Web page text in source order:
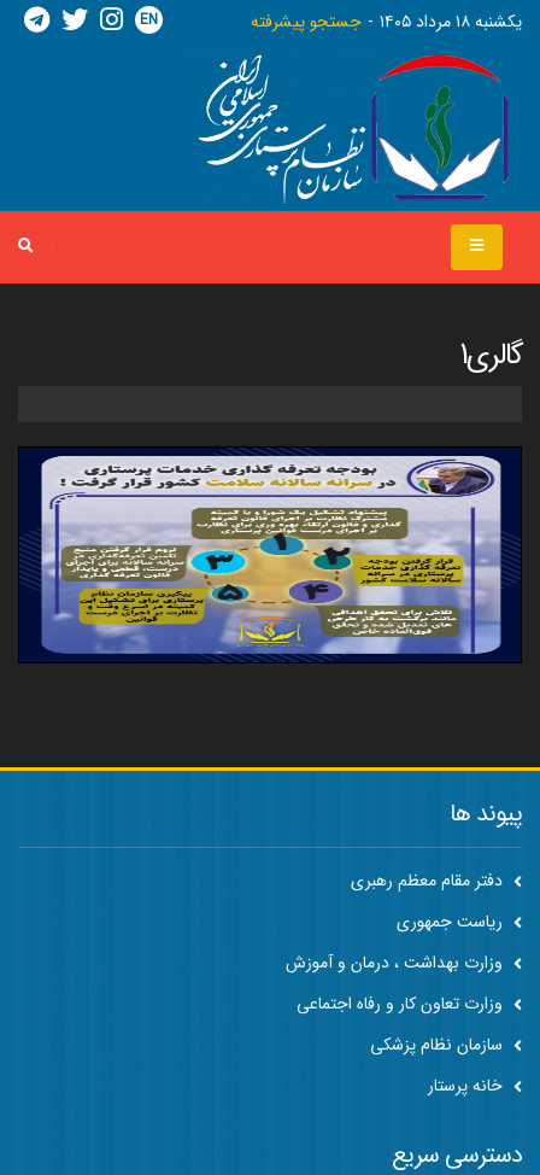
يکشنبه ١٨ مرداد ١٤٠٥ جستجو پیشرفته EN
گالری1
پیوند ها
دفتر مقام معظم رهبری
ریاست جمهوری
وزارت بهداشت ، درمان و آموزش
وزارت تعاون کار و رفاه اجتماعی
سازمان نظام پزشکی
خانه پرستار
دسترسی سریع